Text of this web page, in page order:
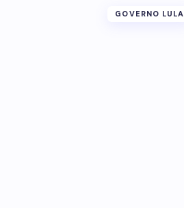
GOVERNO LULA